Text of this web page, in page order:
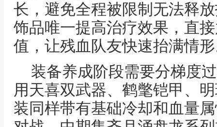
长，避免全程被限制无法释
饰品唯一提高治疗效果，直
值，让残血队友快速抬满情
装备养成阶段需要分梯度
用天喜双武器、鹤氅铠甲、
装同样带有基础冷却和血量